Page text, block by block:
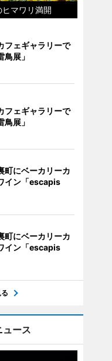
マワリ満開
フェギャラリーで
鳥展」
フェギャラリーで
鳥展」
町にベーカリーカ
イン「escapis
町にベーカリーカ
イン「escapis
ュース